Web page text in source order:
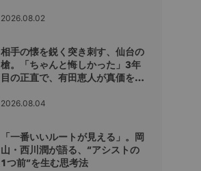
2026.08.02
相手の懐を鋭く突き刺す、仙台の
槍。「ちゃんと悔しかった」3年
目の正直で、有田恵人が真価を示
2026.08.04
「一番いいルートが見える」。岡
山・西川潤が語る、“アシストの
1つ前”を生む思考法